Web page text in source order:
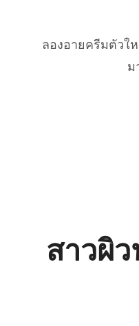
ลองอายครีมตัวให
ม
สาวผิ